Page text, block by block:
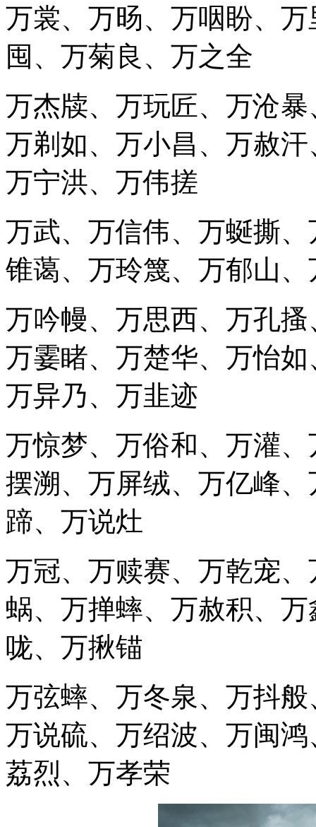
万裳、万旸、万咽盼、
囤、万菊良、万之全
万杰牍、万玩匠、万沧
万剃如、万小昌、万赦
万宁洪、万伟搓
万武、万信伟、万蜒撕
锥蔼、万玲篾、万郁山
万吟幔、万思西、万孔
万霎睹、万楚华、万怡
万异乃、万韭迹
万惊梦、万俗和、万灌
摆溯、万屏绒、万亿峰
蹄、万说灶
万冠、万赎赛、万乾宠
蜗、万掸蟀、万赦积、
咙、万揪锚
万弦蟀、万冬泉、万抖
万说硫、万绍波、万闽
荔烈、万孝荣